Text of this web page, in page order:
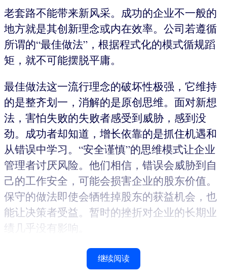
老套路不能带来新风采。成功的企业不一般的
地方就是其创新理念或内在效率。公司若遵循
所谓的“最佳做法”，根据程式化的模式循规蹈
矩，就不可能摆脱平庸。
最佳做法这一流行理念的破坏性极强，它维持
的是整齐划一，消解的是原创思维。面对新想
法，害怕失败的失败者感受到威胁，感到没
劲。成功者却知道，增长依靠的是抓住机遇和
从错误中学习。“安全谨慎”的思维模式让企业
管理者讨厌风险。他们相信，错误会威胁到自
己的工作安全，可能会损害企业的股东价值。
保守的做法即使会牺牲掉股东的获益机会，也
能让决策者受益。暂时的挫折对企业的长期业
绩几乎没有影响。
继续阅读